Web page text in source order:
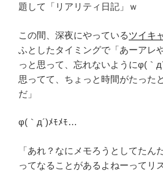
題して「リアリティ日記」ｗ
この間、深夜にやっているツイキ
ふとしたタイミングで「あーアレ
っと思って、忘れないようにφ(｀
思ってて、ちょっと時間がたった
だ」
φ(｀д´)ﾒﾓﾒﾓ…
「あれ？なにメモろうとしてたん
ってなることがあるよねーってリ